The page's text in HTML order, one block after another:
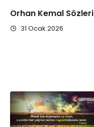
Orhan Kemal Sözleri
31 Ocak 2026